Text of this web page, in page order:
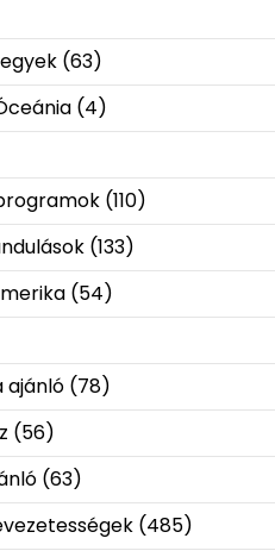
(63)
(4)
(110)
(133)
(54)
ajánló(78)
(56)
(63)
(485)